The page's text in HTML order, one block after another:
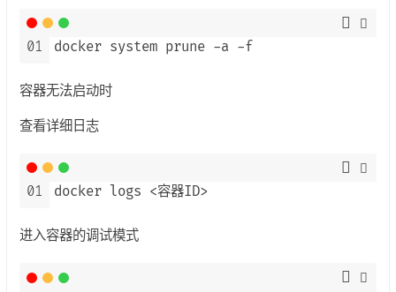
01 docker system prune -a -f
容器无法启动时
查看详细日志
01 docker logs <容器ID>
进入容器的调试模式